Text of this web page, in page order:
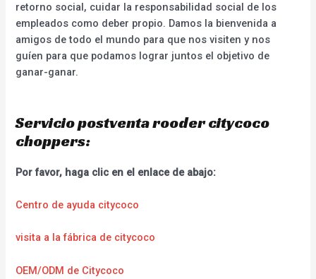
retorno social, cuidar la responsabilidad social de los
empleados como deber propio. Damos la bienvenida a
amigos de todo el mundo para que nos visiten y nos
guíen para que podamos lograr juntos el objetivo de
ganar-ganar.
Servicio postventa rooder citycoco
choppers:
Por favor, haga clic en el enlace de abajo:
Centro de ayuda citycoco
visita a la fábrica de citycoco
OEM/ODM de Citycoco